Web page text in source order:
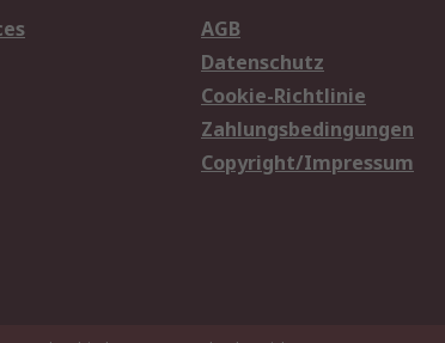
AGB
Datenschutz
Cookie-Richtlinie
Zahlungsbedingungen
Copyright/Impressum